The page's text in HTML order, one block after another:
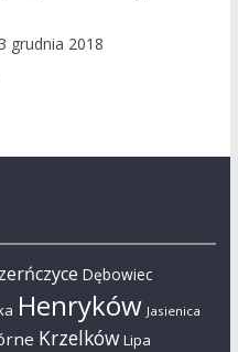
grudnia 2018
Dębowiec
Henryków Jasienica
Krzelków Lipa